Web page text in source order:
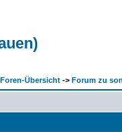
Übersicht -> Forum zu